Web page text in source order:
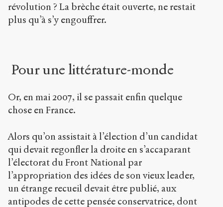
révolution ? La brèche était ouverte, ne restait
plus qu’à s’y engouffrer.
Pour une littérature-monde
Or, en mai 2007, il se passait enfin quelque
chose en France.
Alors qu’on assistait à l’élection d’un candidat
qui devait regonfler la droite en s’accaparant
l’électorat du Front National par
l’appropriation des idées de son vieux leader,
un étrange recueil devait être publié, aux
antipodes de cette pensée conservatrice, dont